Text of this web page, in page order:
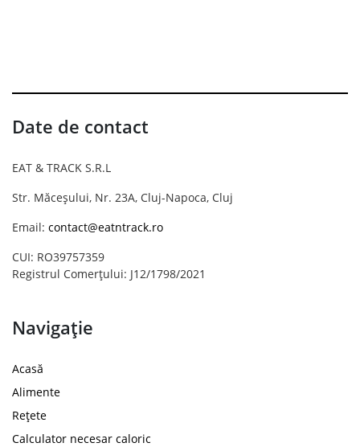
Date de contact
EAT & TRACK S.R.L
Str. Măceșului, Nr. 23A, Cluj-Napoca, Cluj
Email: contact@eatntrack.ro
CUI: RO39757359
Registrul Comerțului: J12/1798/2021
Navigație
Acasă
Alimente
Rețete
Calculator necesar caloric